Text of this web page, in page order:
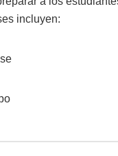
incluyen: